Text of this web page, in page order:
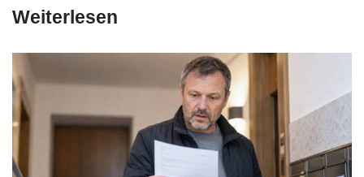
Weiterlesen